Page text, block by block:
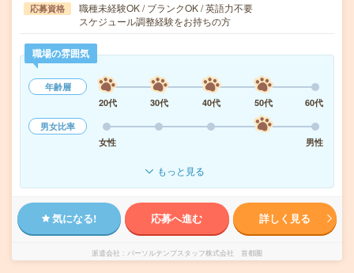
応募資格
職種未経験OK / ブランクOK / 英語力不要
スケジュール調整経験をお持ちの方
職場の雰囲気
年齢層
20代
30代 40代 50代
60代
男女比率
女性
男性
もっと見る
気になる! 応募へ進む 詳しく見る
派遣会社 パーソルテンプスタッフ株式会社 首都圏